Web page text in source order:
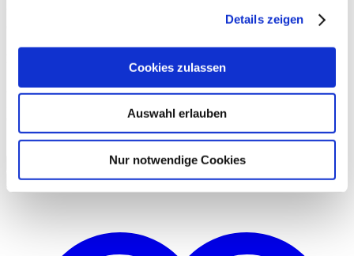
Details zeigen
Cookies zulassen
Auswahl erlauben
Nur notwendige Cookies
Welche Größe du brauchst? Kommt auf deine Füße an: Die eine
Größe geht von 36 bis 38, die andere von 39 bis 41.
88% Viskose, 18% Polyamid, 2% Elasthan
chem. reinigen, nicht bleichen
Größe Löschen
In den Warenkorb